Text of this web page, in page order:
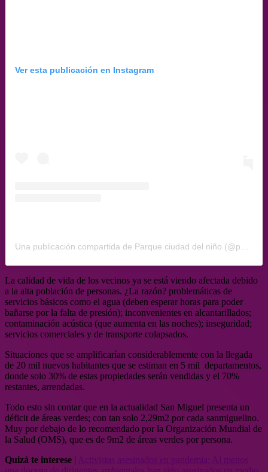
Ver esta publicación en Instagram
La calidad de vida de los vecinos ya se está viendo afectada debido
a la alta población de personas. ¿La razón? problemáticas de
servicios básicos como el agua (deben esperar horas para poder
bañarse por la falta de presión); inconvenientes en alcantarillados;
contaminación acústica (que aumenta en las noches); inseguridad;
servicios comerciales y de transporte colapsados.
Situaciones que se amplificarían considerablemente con la llegada
de 20 mil nuevos habitantes que se estiman en 5 mil departamentos,
donde solo 30% de estas propiedades serán vendidas y el 70%
restantes, arrendadas.
Todo esto sin contar que en la actualidad San Miguel presenta un
déficit de áreas verdes; con tan solo 2,29m2 por cada sanmiguelino.
Muy por debajo de lo recomendado por la Organización Mundial de
la Salud (OMS), que es de 9m2 de áreas verdes por persona.
Quizá te interese |